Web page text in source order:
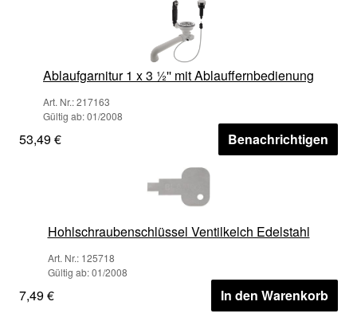
Ablaufgarnitur 1 x 3 ½'' mit Ablauffernbedienung
Art. Nr.: 217163
Gültig ab: 01/2008
53,49 € Benachrichtigen
Hohlschraubenschlüssel Ventilkelch Edelstahl
Art. Nr.: 125718
Gültig ab: 01/2008
7,49 € In den Warenkorb